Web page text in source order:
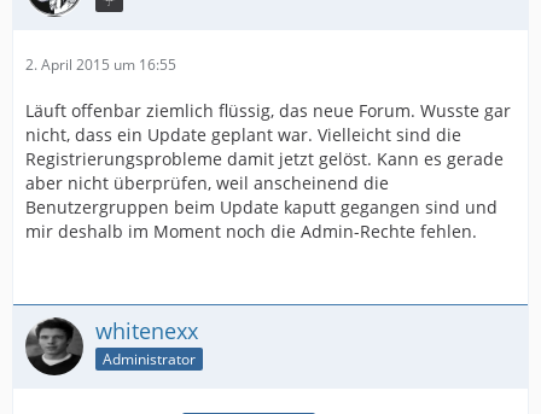
2. April 2015 um 16:55
Läuft offenbar ziemlich flüssig, das neue Forum. Wusste gar
nicht, dass ein Update geplant war. Vielleicht sind die
Registrierungsprobleme damit jetzt gelöst. Kann es gerade
aber nicht überprüfen, weil anscheinend die
Benutzergruppen beim Update kaputt gegangen sind und
mir deshalb im Moment noch die Admin-Rechte fehlen.
whitenexx
Administrator